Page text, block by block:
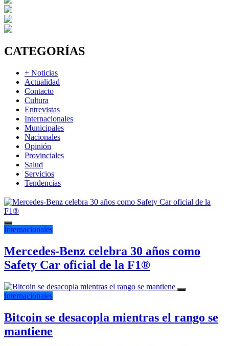
CATEGORÍAS
+ Noticias
Actualidad
Contacto
Cultura
Entrevistas
Internacionales
Municipales
Nacionales
Opinión
Provinciales
Salud
Servicios
Tendencias
Internacionales
Mercedes-Benz celebra 30 años como
Safety Car oficial de la F1®
Internacionales
Bitcoin se desacopla mientras el rango se
mantiene